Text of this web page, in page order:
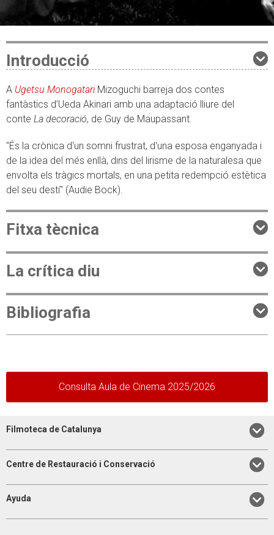
Introducció
A Ugetsu Monogatari Mizoguchi barreja dos contes
fantàstics d’Ueda Akinari amb una adaptació lliure del
conte La decoració, de Guy de Maupassant.
"És la crònica d'un somni frustrat, d'una esposa enganyada i
de la idea del més enllà, dins del lirisme de la naturalesa que
envolta els tràgics mortals, en una petita redempció estètica
del seu destí" (Audie Bock).
Fitxa tècnica
La crítica diu
Bibliografia
Consulta Aula de Cinema 2025/2026
Filmoteca de Catalunya
Centre de Restauració i Conservació
Ayuda